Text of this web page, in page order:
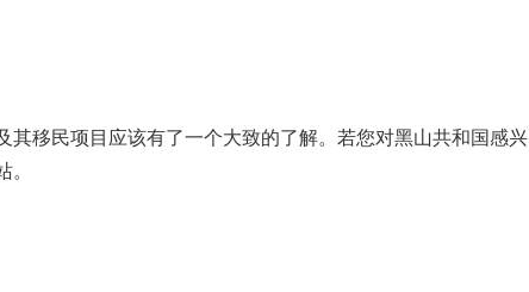
移民项目应该有了一个大致的了解。若您对黑山共和国感兴
。